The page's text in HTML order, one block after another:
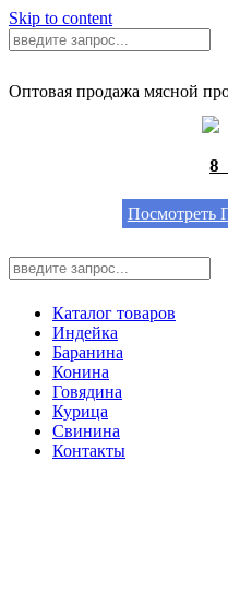
Skip to content
Оптовая продажа мясной
8
Посмотреть
Каталог товаров
Индейка
Баранина
Конина
Говядина
Курица
Свинина
Контакты